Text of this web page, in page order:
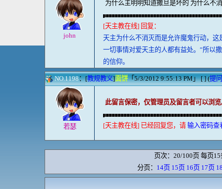
john
为什么主明明知道撒旦是坏的 为什么不
[天主教在线] 回复：
天主为什么不消灭而是允许魔鬼行动，
一切事情对爱天主的人都有益处。”所以
的信仰。
NO.1198：[教规教义]面饼「5/3/2012 9:55:13 PM」 [ ] (提问
若瑟
此留言保密，仅管理员及留言者可以浏览
[天主教在线] 已经回复您，请 输入密码查
页次：20/100页 每页
分页： 14页 15页 16页 17页